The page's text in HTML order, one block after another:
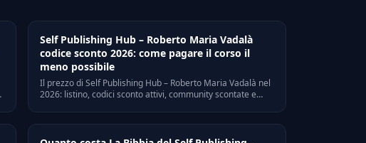
Self Publishing Hub – Roberto Maria Vadalà
codice sconto 2026: come pagare il corso il
meno possibile
Il prezzo di Self Publishing Hub – Roberto Maria Vadalà nel
2026: listino, codici sconto attivi, community scontate e